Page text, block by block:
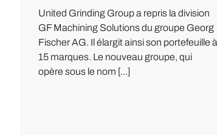
United Grinding Group a repris la division
GF Machining Solutions du groupe Georg
Fischer AG. Il élargit ainsi son portefeuille à
15 marques. Le nouveau groupe, qui
opère sous le nom [...]